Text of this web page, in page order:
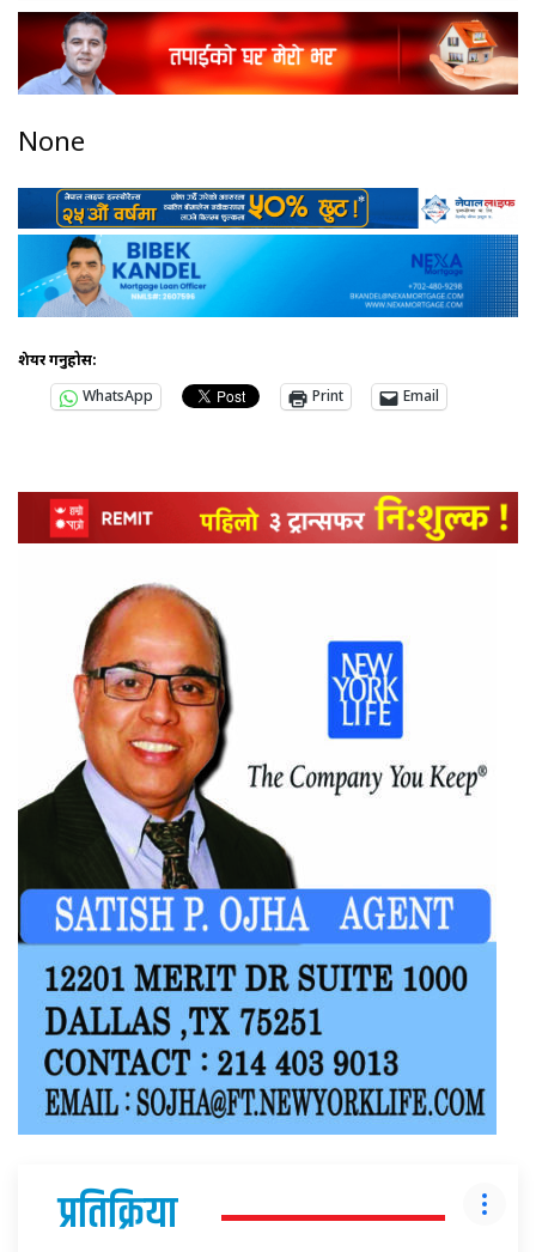
None
शेयर गर्नुहोस:
WhatsApp
Print Email
प्रतिक्रिया